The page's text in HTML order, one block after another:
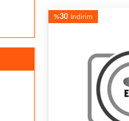
%30 İndirim